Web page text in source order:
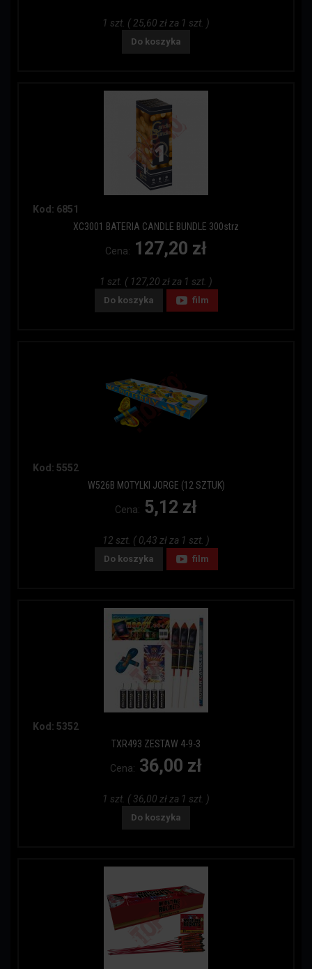
1 szt. ( 25,60 zł za 1 szt. )
Do koszyka
Kod: 6851
XC3001 BATERIA CANDLE BUNDLE 300strz
Cena: 127,20 zł
1 szt. ( 127,20 zł za 1 szt. )
Do koszyka film
Kod: 5552
W526B MOTYLKI JORGE (12 SZTUK)
Cena: 5,12 zł
12 szt. ( 0,43 zł za 1 szt. )
Do koszyka film
Kod: 5352
TXR493 ZESTAW 4-9-3
Cena: 36,00 zł
1 szt. ( 36,00 zł za 1 szt. )
Do koszyka